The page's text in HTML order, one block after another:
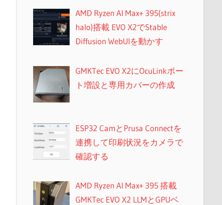
AMD Ryzen AI Max+ 395(strix
halo)搭載 EVO X2でStable
Diffusion WebUIを動かす
GMKTec EVO X2にOcuLinkポー
ト増設と専用カバーの作成
ESP32 CamとPrusa Connectを
連携して印刷状況をカメラで
確認する
AMD Ryzen AI Max+ 395 搭載
GMKTec EVO X2 LLMとGPUベ